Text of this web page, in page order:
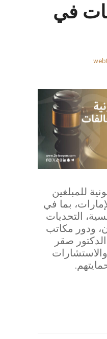
في
للمبلغين
بما في
التحديات
ودور مكاتب
صقر